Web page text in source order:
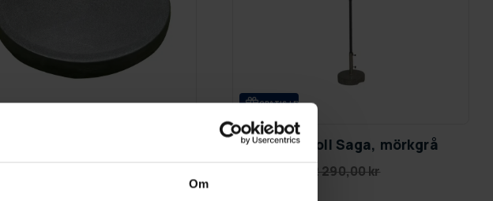
Om
GRA­TIS LE­VE­RANS
Lykke Parasoll Saga, mörkgrå
2 290,00 kr